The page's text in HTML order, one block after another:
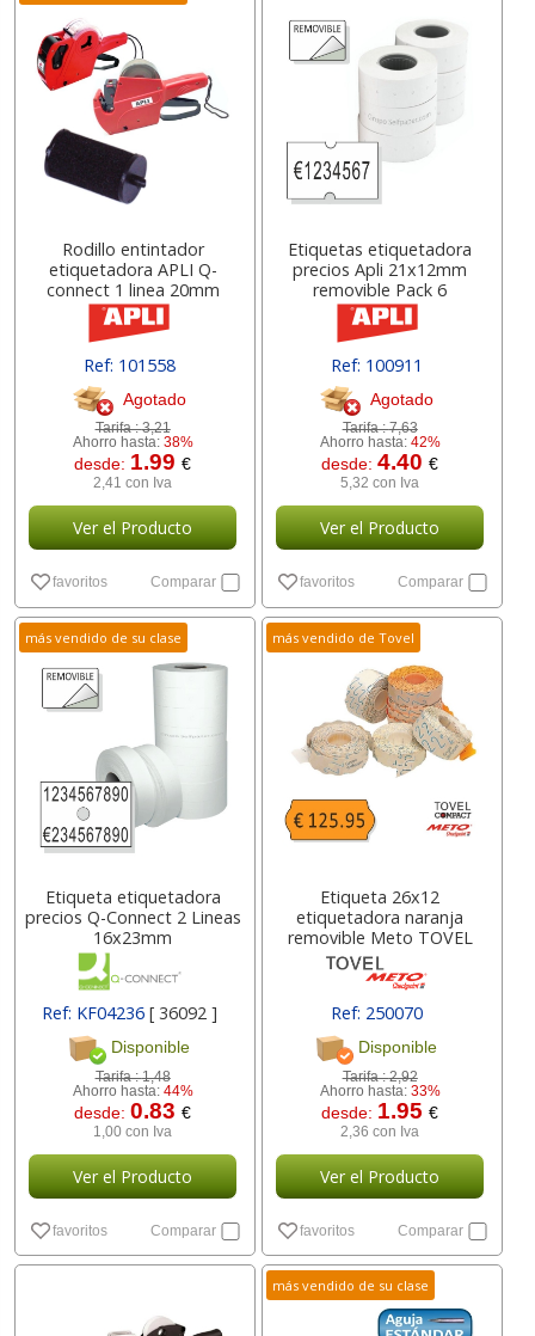
Rodillo entintador
etiquetadora APLI Q-
connect 1 linea 20mm
Ref: 101558
Agotado
Tarifa :3,21
Ahorro hasta: 38%
desde: 1.99€
2,41 con Iva
Ver el Producto
favoritos Comparar
Etiquetas etiquetadora
precios Apli 21x12mm
removible Pack 6
Ref: 100911
Agotado
Tarifa :7,63
Ahorro hasta: 42%
desde:4.40€
5,32 con Iva
Ver el Producto
favoritos Comparar
más vendido de su clase
Etiqueta etiquetadora
precios Q-Connect 2 Lineas
16x23mm
Ref: KF04236 [ 36092 ]
Disponible
Tarifa :1,48
Ahorro hasta: 44%
desde:0.83€
1,00 con Iva
Ver el Producto
favoritos Comparar
más vendido de Tovel
Etiqueta 26x12
etiquetadora naranja
removible Meto TOVEL
Ref: 250070
Disponible
Tarifa :2,92
Ahorro hasta: 33%
desde: 1.95€
2,36 con Iva
Ver el Producto
favoritos Comparar
más vendido de su clase